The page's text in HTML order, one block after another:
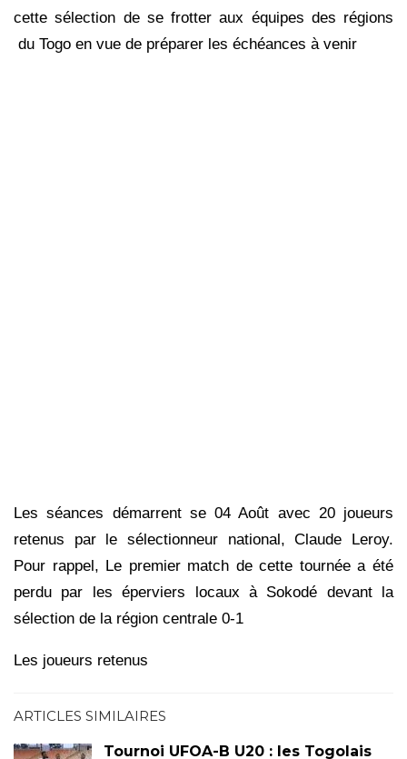
cette sélection de se frotter aux équipes des régions
du Togo en vue de préparer les échéances à venir
Les séances démarrent se 04 Août avec 20 joueurs
retenus par le sélectionneur national, Claude Leroy.
Pour rappel, Le premier match de cette tournée a été
perdu par les éperviers locaux à Sokodé devant la
sélection de la région centrale 0-1
Les joueurs retenus
ARTICLES SIMILAIRES
Tournoi UFOA-B U20 : les Togolais